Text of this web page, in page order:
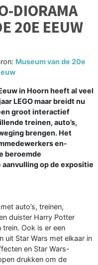
DIORAMA
20E EEUW
Museum van de 20e
in Hoorn heeft al veel
LEGO maar breidt nu
groot interactief
treinen, auto’s,
brengen. Het
en-
beroemde
op de expositie
auto’s, treinen,
duister Harry Potter
Ook is er een
uit Star Wars met elkaar in
en Star Wars-
drukken om de